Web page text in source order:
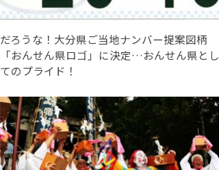
だろうな！大分県ご当地ナンバー提案図柄
「おんせん県ロゴ」に決定…おんせん県とし
てのプライド！